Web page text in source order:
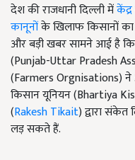
देश की राजधानी दिल्ली में
कानूनोंके खिलाफ किसानों का
और बड़ी खबर सामने आई है कि
(Punjab-Uttar Pradesh
(Farmers Orgnisations)
किसान यूनियन (Bhartiya
(Rakesh Tikait) द्वारा संकेत
लड़ सकते हैं.